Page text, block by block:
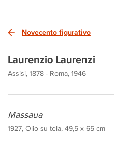
Novecento figurativo
Laurenzio Laurenzi
Assisi, 1878 - Roma, 1946
Massaua
1927, Olio su tela, 49,5 x 65 cm